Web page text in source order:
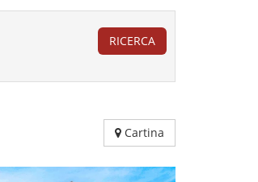
RICERCA
Cartina